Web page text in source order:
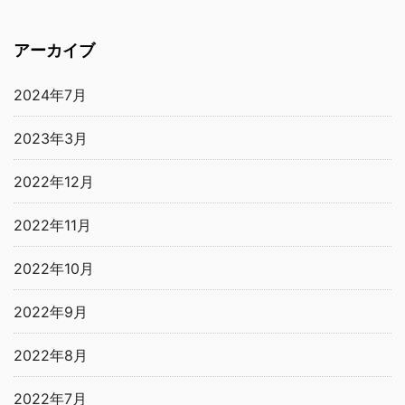
アーカイブ
2024年7月
2023年3月
2022年12月
2022年11月
2022年10月
2022年9月
2022年8月
2022年7月